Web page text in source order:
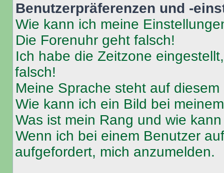
Benutzerpräferenzen und -
Wie kann ich meine
Die Forenuhr geht falsch!
Ich habe die Zeitzone
falsch!
Meine Sprache steht auf
Wie kann ich ein Bild bei
Was ist mein Rang und wie
Wenn ich bei einem Benutzer
aufgefordert, mich anzumelden.